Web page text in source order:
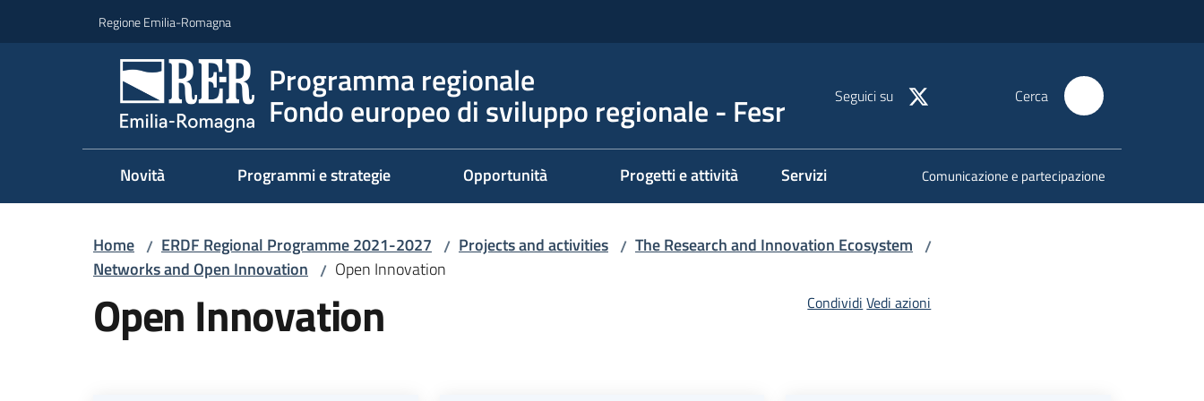
Regione Emilia-Romagna
Programma regionale
Fondo europeo di sviluppo regionale - Fesr Seguici su Cerca
Novità Programmi e strategie Opportunità Progetti e attività Servizi Comunicazione e partecipazione
Home / ERDF Regional Programme 2021-2027 / Projects and activities / The Research and Innovation Ecosystem /
Networks and Open Innovation​ / Open Innovation
Open Innovation Condividi Vedi azioni